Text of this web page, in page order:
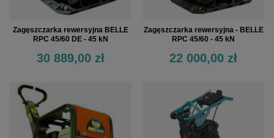
Zagęszczarka rewersyjna BELLE
RPC 45/60 DE - 45 kN
30 889,00 zł
Zagęszczarka rewersyjna - BELLE
RPC 45/60 - 45 kN
22 000,00 zł